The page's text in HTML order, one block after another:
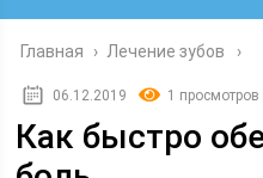
Главная › Лечение зубов
06.12.2019 1 просмотров
Как быстро